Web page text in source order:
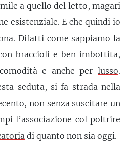
a quello del letto, magari
esistenziale. E che quindi io
Difatti come sappiamo la
braccioli e ben imbottita,
e anche per lusso.
seduta, si fa strada nella
non senza suscitare un
l’associazione col poltrire
di quanto non sia oggi.